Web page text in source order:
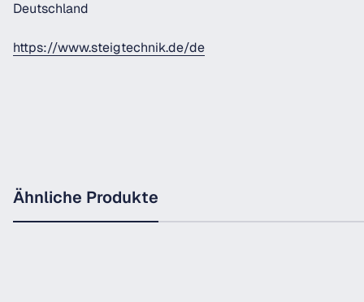
Deutschland
https://www.steigtechnik.de/de
Ähnliche Produkte